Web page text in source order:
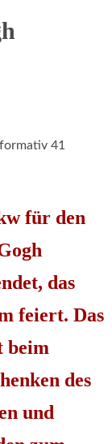
für den
das
feiert. Das
beim
des
und